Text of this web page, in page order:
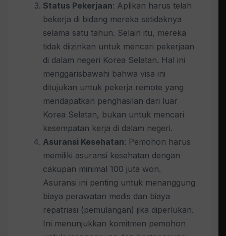
Status Pekerjaan: Aplikan harus telah
bekerja di bidang mereka setidaknya
selama satu tahun. Selain itu, mereka
tidak diizinkan untuk mencari pekerjaan
di dalam negeri Korea Selatan. Hal ini
menggarisbawahi bahwa visa ini
ditujukan untuk pekerja remote yang
mendapatkan penghasilan dari luar
Korea Selatan, bukan untuk mencari
kesempatan kerja di dalam negeri.
Asuransi Kesehatan: Pemohon harus
memiliki asuransi kesehatan dengan
cakupan minimal 100 juta won.
Asuransi ini penting untuk menanggung
biaya perawatan medis dan biaya
repatriasi (pemulangan) jika diperlukan.
Ini menunjukkan komitmen pemohon